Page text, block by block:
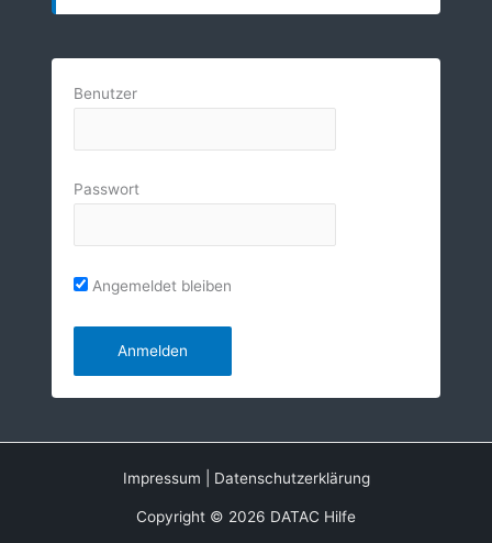
Benutzer
Passwort
Angemeldet bleiben
Impressum Datenschutzerklärung
Copyright © 2026 DATAC Hilfe